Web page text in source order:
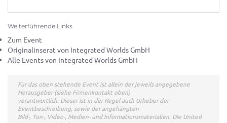
Weiterführende Links
Zum Event
Originalinserat von Integrated Worlds GmbH
Alle Events von Integrated Worlds GmbH
Für das oben stehende Event ist allein der jeweils angegebene
Herausgeber (siehe Firmenkontakt oben)
verantwortlich. Dieser ist in der Regel auch Urheber der
Eventbeschreibung, sowie der angehängten
Bild-, Ton-, Video-, Medien- und Informationsmaterialien. Die United